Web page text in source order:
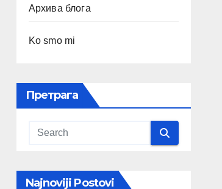
Архива блога
Ko smo mi
Претрага
Najnoviji Postovi